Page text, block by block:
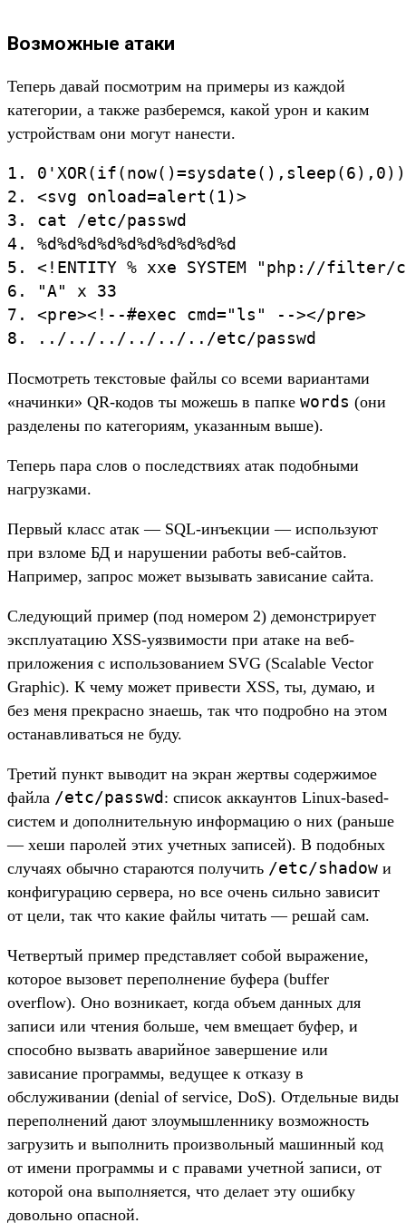
Возможные атаки
Теперь давай посмотрим на примеры из каждой
категории, а также разберемся, какой урон и каким
устройствам они могут нанести.
1.
2. <svg onload=alert(1)>
3. cat /etc/passwd
4. %d%d%d%d%d%d%d%d%d%d
5. <!ENTITY % xxe SYSTEM "php://filter/
6. "A" x 33
7. <pre><!--#exec cmd="ls" --></pre>
Посмотреть текстовые файлы со всеми вариантами
«начинки» QR-кодов ты можешь в папке words (они
разделены по категориям, указанным выше).
Теперь пара слов о последствиях атак подобными
нагрузками.
Первый класс атак — SQL-инъекции — используют
при взломе БД и нарушении работы веб-сайтов.
Например, запрос может вызывать зависание сайта.
Следующий пример (под номером 2) демонстрирует
эксплуатацию XSS-уязвимости при атаке на веб-
приложения с использованием SVG (Scalable Vector
Graphic). К чему может привести XSS, ты, думаю, и
без меня прекрасно знаешь, так что подробно на этом
останавливаться не буду.
Третий пункт выводит на экран жертвы содержимое
файла /etc/passwd: список аккаунтов Linux-based-
систем и дополнительную информацию о них (раньше
— хеши паролей этих учетных записей). В подобных
случаях обычно стараются получить /etc/shadow и
конфигурацию сервера, но все очень сильно зависит
от цели, так что какие файлы читать — решай сам.
Четвертый пример представляет собой выражение,
которое вызовет переполнение буфера (buffer
overflow). Оно возникает, когда объем данных для
записи или чтения больше, чем вмещает буфер, и
способно вызвать аварийное завершение или
зависание программы, ведущее к отказу в
обслуживании (denial of service, DoS). Отдельные виды
переполнений дают злоумышленнику возможность
загрузить и выполнить произвольный машинный код
от имени программы и с правами учетной записи, от
которой она выполняется, что делает эту ошибку
довольно опасной.